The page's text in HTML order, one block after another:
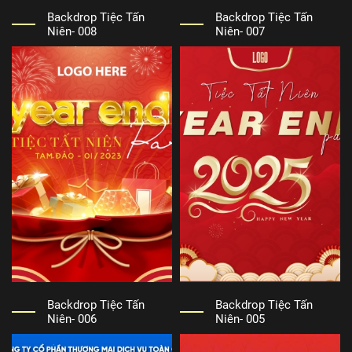
Backdrop Tiệc Tấn
Niên- 008
Backdrop Tiệc Tấn
Niên- 007
Backdrop Tiệc Tấn
Niên- 006
Backdrop Tiệc Tấn
Niên- 005